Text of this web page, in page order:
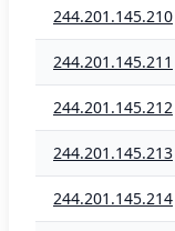
244.201.145.210
244.201.145.211
244.201.145.212
244.201.145.213
244.201.145.214